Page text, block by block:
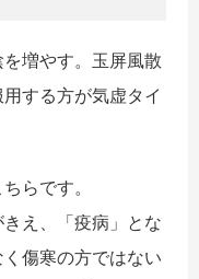
増やす。玉屏風散
する方が気虚タイ
らです。
え、「疫病」とな
傷寒の方ではない